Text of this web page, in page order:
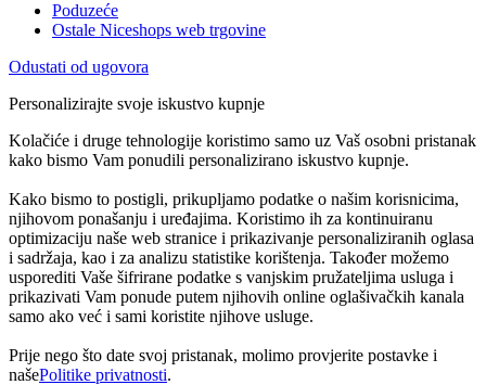
Poduzeće
Ostale Niceshops web trgovine
Odustati od ugovora
Personalizirajte svoje iskustvo kupnje
Kolačiće i druge tehnologije koristimo samo uz Vaš osobni pristanak
kako bismo Vam ponudili personalizirano iskustvo kupnje.
Kako bismo to postigli, prikupljamo podatke o našim korisnicima,
njihovom ponašanju i uređajima. Koristimo ih za kontinuiranu
optimizaciju naše web stranice i prikazivanje personaliziranih oglasa
i sadržaja, kao i za analizu statistike korištenja. Također možemo
usporediti Vaše šifrirane podatke s vanjskim pružateljima usluga i
prikazivati Vam ponude putem njihovih online oglašivačkih kanala
samo ako već i sami koristite njihove usluge.
Prije nego što date svoj pristanak, molimo provjerite postavke i
našePolitike privatnosti.